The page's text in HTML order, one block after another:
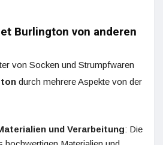
Burlington von anderen
von Socken und Strumpfwaren
durch mehrere Aspekte von der
und Verarbeitung: Die